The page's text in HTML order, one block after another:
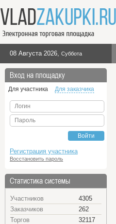
08 Августа 2026, Суббота
Вход на площадку
Для участника Для заказчика
Логин
Пароль
Войти
Регистрация участника
Восстановить пароль
Статистика системы
Участников
4305
Заказчиков
262
Торгов
32117